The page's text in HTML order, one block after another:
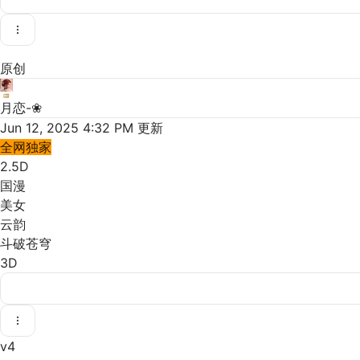
原创
月恋-❀
Jun 12, 2025 4:32 PM 更新
全网独家
2.5D
国漫
美女
云韵
斗破苍穹
3D
v4